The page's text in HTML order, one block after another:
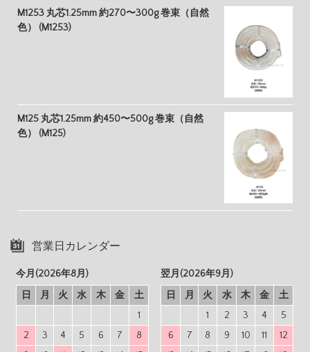
M1253 丸芯1.25mm 約270〜300g 巻束（自然
色） (M1253)
M125 丸芯1.25mm 約450〜500g 巻束（自然
色） (M125)
営業日カレンダー
今月(2026年8月)
日
月 火 水 木 金
土
1
2
3 4 5 6 7
8
翌月(2026年9月)
日
月 火 水 木 金
土
1
2 3 4
5
6
7 8 9 10 11
12